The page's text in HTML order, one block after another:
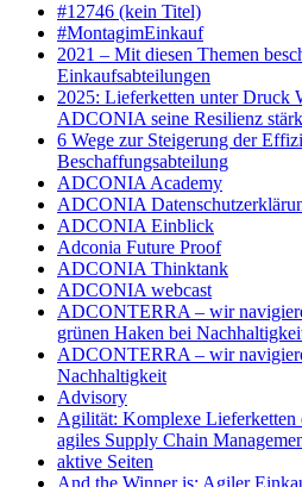
#12746 (kein Titel)
#MontagimEinkauf
2021 – Mit diesen Themen
Einkaufsabteilungen
2025: Lieferketten unter Druck
ADCONIA seine Resilienz
6 Wege zur Steigerung der
Beschaffungsabteilung
ADCONIA Academy
ADCONIA
ADCONIA Einblick
Adconia Future Proof
ADCONIA Thinktank
ADCONIA webcast
ADCONTERRA – wir
grünen Haken bei
ADCONTERRA – wir
Nachhaltigkeit
Advisory
Agilität: Komplexe Lieferketten
agiles Supply Chain
aktive Seiten